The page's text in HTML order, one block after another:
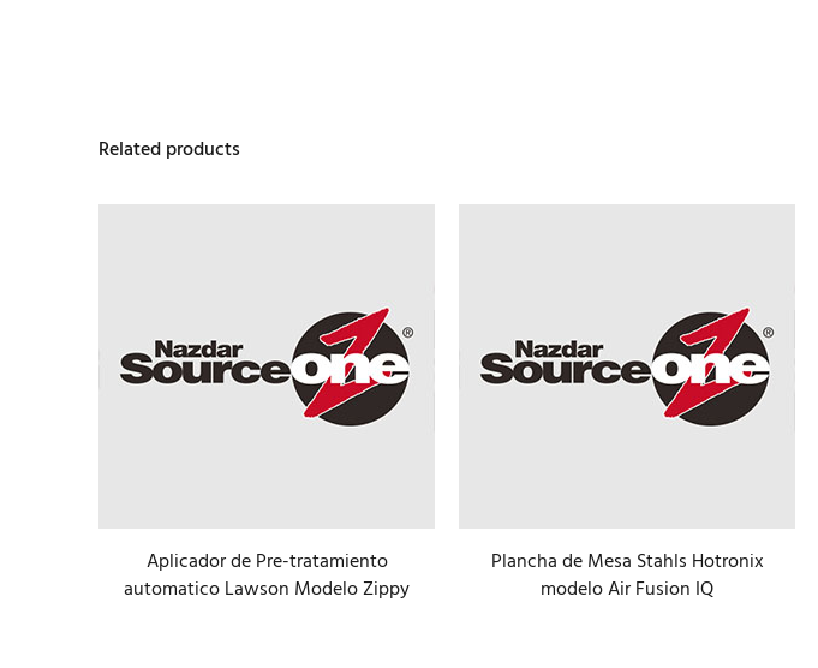
Related products
Aplicador de Pre-tratamiento
automatico Lawson Modelo Zippy
Plancha de Mesa Stahls Hotronix
modelo Air Fusion IQ